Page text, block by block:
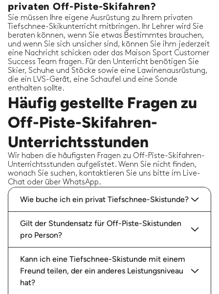
privaten Off-Piste-Skifahren?
Sie müssen Ihre eigene Ausrüstung zu Ihrem privaten
Tiefschnee-Skikunterricht mitbringen. Ihr Lehrer wird Sie
beraten können, wenn Sie etwas Bestimmtes brauchen,
und wenn Sie sich unsicher sind, können Sie ihm jederzeit
eine Nachricht schicken oder das Maison Sport Customer
Success Team fragen. Für den Unterricht benötigen Sie
Skier, Schuhe und Stöcke sowie eine Lawinenausrüstung,
die ein LVS-Gerät, eine Schaufel und eine Sonde
enthalten sollte.
Häufig gestellte Fragen zu
Off-Piste-Skifahren-
Unterrichtsstunden
Wir haben die häufigsten Fragen zu Off-Piste-Skifahren-
Unterrichtsstunden aufgelistet. Wenn Sie nicht finden,
wonach Sie suchen, kontaktieren Sie uns bitte im Live-
Chat oder über WhatsApp.
Wie buche ich ein privat Tiefschnee-Skistunde?
Gilt der Stundensatz für Off-Piste-Skistunden
pro Person?
Kann ich eine Tiefschnee-Skistunde mit einem
Freund teilen, der ein anderes Leistungsniveau
hat?